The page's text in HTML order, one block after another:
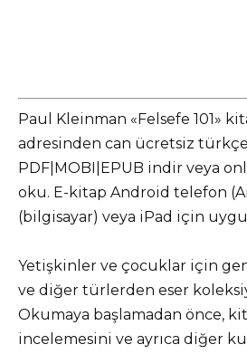
Paul Kleinman «Felsefe 101»
adresinden can ücretsiz
PDF|MOBI|EPUB indir veya
oku. E-kitap Android telefon
(bilgisayar) veya iPad için
Yetişkinler ve çocuklar için
ve diğer türlerden eser
Okumaya başlamadan önce,
incelemesini ve ayrıca diğer